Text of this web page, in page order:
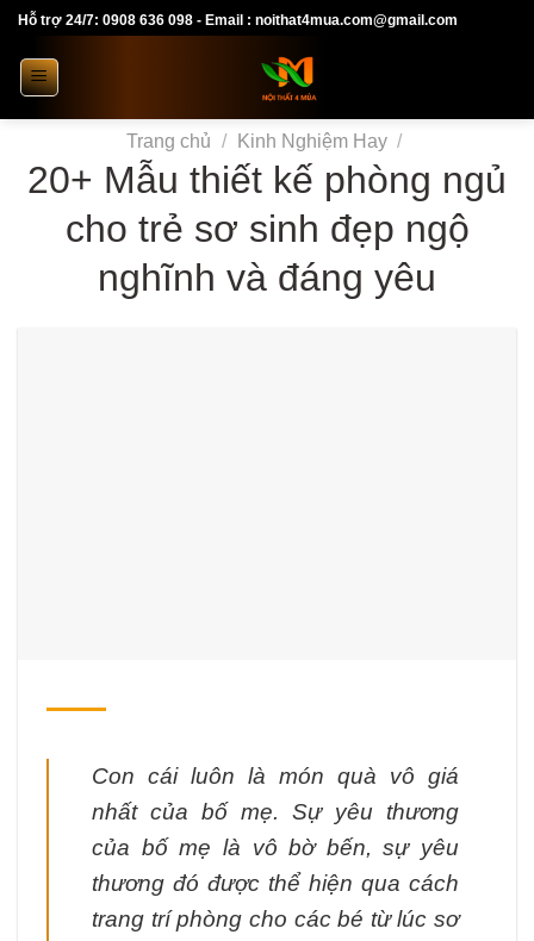
Skip
content
Hỗ trợ 24/7: 0908 636 098 - Email : noithat4mua.com@gmail.com
Trang chủ / Kinh Nghiệm Hay /
20+ Mẫu thiết kế phòng ngủ
cho trẻ sơ sinh đẹp ngộ
nghĩnh và đáng yêu
Con cái luôn là món quà vô giá
nhất của bố mẹ. Sự yêu thương
của bố mẹ là vô bờ bến, sự yêu
thương đó được thể hiện qua cách
trang trí phòng cho các bé từ lúc sơ